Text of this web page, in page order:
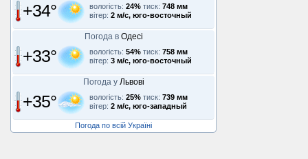
+34° вологість: 24% тиск: 748 мм
вітер: 2 м/с, юго-восточный
Погода в Одесі
+33° вологість: 54% тиск: 758 мм
вітер: 3 м/с, юго-восточный
Погода у Львові
+35° вологість: 25% тиск: 739 мм
вітер: 2 м/с, юго-западный
Погода по всій Україні